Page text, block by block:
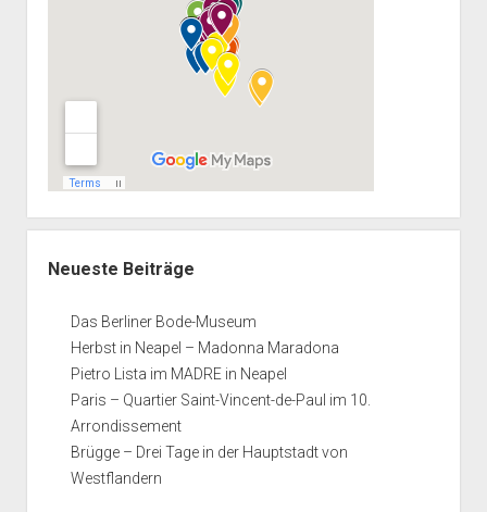
Neueste Beiträge
Das Berliner Bode-Museum
Herbst in Neapel – Madonna Maradona
Pietro Lista im MADRE in Neapel
Paris – Quartier Saint-Vincent-de-Paul im 10.
Arrondissement
Brügge – Drei Tage in der Hauptstadt von
Westflandern